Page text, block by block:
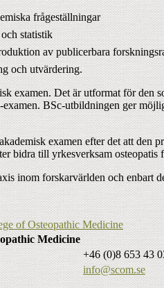
frågeställningar
statistik
av publicerbara
och utvärdering.
examen. Det är utformat för
BSc-utbildningen ger
examen efter det att
bidra till yrkesverksam osteopatis
inom forskarvärlden och
Medicine
+46 (0)8 653 43
info@scom.se